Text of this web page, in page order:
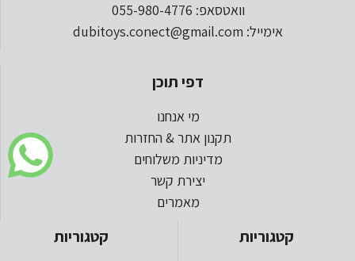
וואטסאפ: 055-980-4776
אימייל: dubitoys.conect@gmail.com
דפי תוכן
מי אנחנו
תקנון אתר & החזרות
מדיניות משלוחים
יצירת קשר
מאמרים
קטגוריות קטגוריות